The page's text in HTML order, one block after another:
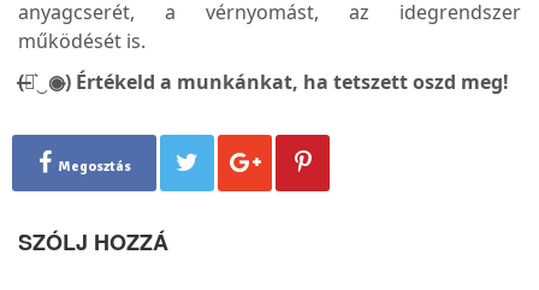
anyagcserét, a vérnyomást, az idegrendszer
működését is.
(̶◉͛‿◉̶) Értékeld a munkánkat, ha tetszett oszd meg!
Megosztás
SZÓLJ HOZZÁ